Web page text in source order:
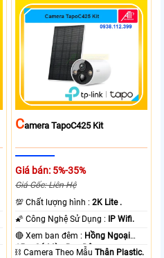
CAmera TapoC425 Kit
Giá bán: 5%-35%
Giá Gốc: Liên Hệ
💯 Chất lượng hình :2K Lite .
🌠 Công Nghệ Sử Dụng : IP Wifi.
🔴 Xem ban đêm : Hồng Ngoại
15m Có Màu Ban Ðêm.
⛓ Camera Theo MẫuThân Plastic.